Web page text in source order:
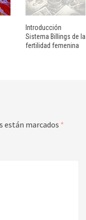
Introducción
Sistema Billings de la
fertilidad femenina
están marcados *